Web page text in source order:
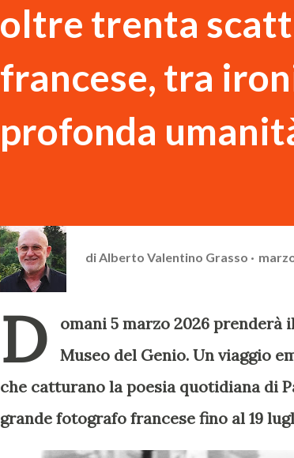
oltre trenta
francese, tra
profonda
di Alberto Valentino Grasso
D
omani 5 marzo 2026 prenderà
Museo del Genio. Un viaggio
che catturano la poesia quotidiana di
grande fotografo francese fino al 19